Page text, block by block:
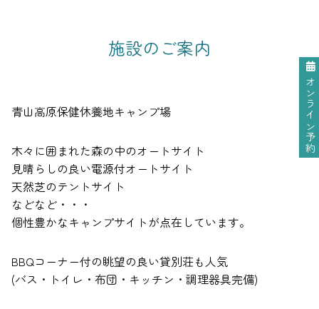
施設のご案内
青山高原保健休養地キャンプ場
木々に囲まれた森の中のオートサイト
見晴らしの良い電源付オートサイト
天然芝のテントサイト
などなど・・・
個性豊かなキャンプサイトが点在しています。
BBQコーナー付の眺望の良い貸別荘も人気
(バス・トイレ・布団・キッチン・調理器具完備)
オンライン予約